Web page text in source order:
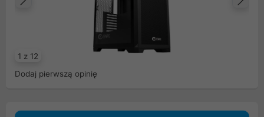
1 z 12
Poprzedni
Dodaj pierwszą opinię